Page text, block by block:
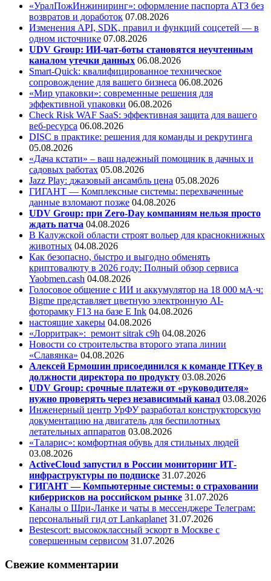
«УралПожИнжиниринг»: оформление паспорта АТЗ без
возвратов и доработок 07.08.2026
Изменения API, SDK, правил и функций соцсетей — в
одном источнике 07.08.2026
UDV Group: ИИ-чат-боты становятся неучтенным
каналом утечки данных 06.08.2026
Smart-Quick: квалифицированное техническое
сопровождение для вашего бизнеса 06.08.2026
«Мир упаковки»: современные решения для
эффективной упаковки 06.08.2026
Check Risk WAF SaaS: эффективная защита для вашего
веб-ресурса 06.08.2026
DISC в практике: решения для команды и рекрутинга
05.08.2026
«Дача кстати» – ваш надежный помощник в дачных и
садовых работах 05.08.2026
Jazz Play: джазовый ансамбль цена 05.08.2026
ГИГАНТ — Комплексные системы: перехваченные
данные взломают позже 04.08.2026
UDV Group: при Zero-Day компаниям нельзя просто
ждать патча 04.08.2026
В Калужской области строят вольер для краснокнижных
животных 04.08.2026
Как безопасно, быстро и выгодно обменять
криптовалюту в 2026 году: Полный обзор сервиса
Yaobmen.cash 04.08.2026
Голосовое общение с ИИ и аккумулятор на 18 000 мА·ч:
Bigme представляет цветную электронную AI-
фоторамку F13 на базе E Ink 04.08.2026
настоящие хакеры 04.08.2026
«Лорритрак»: ремонт sitrak c9h 04.08.2026
Новости со строительства второго этапа линии
«Славянка» 04.08.2026
Алексей Ермошин присоединился к команде ITKey в
должности директора по продукту 03.08.2026
UDV Group: срочные платежи от «руководителя»
нужно проверять через независимый канал 03.08.2026
Инженерный центр УрФУ разработал конструкторскую
документацию на двигатель для беспилотных
летательных аппаратов 03.08.2026
«Таларис»: комфортная обувь для стильных людей
03.08.2026
ActiveCloud запустил в России мониторинг ИТ-
инфраструктуры по подписке 31.07.2026
ГИГАНТ — Компьютерные системы: о страховании
киберрисков на российском рынке 31.07.2026
Каналы о Шри-Ланке и чаты в мессенджере Телеграм:
персональный гид от Lankaplanet 31.07.2026
Bestescort: высококлассный эскорт в Москве с
совершенным сервисом 31.07.2026
Свежие комментарии